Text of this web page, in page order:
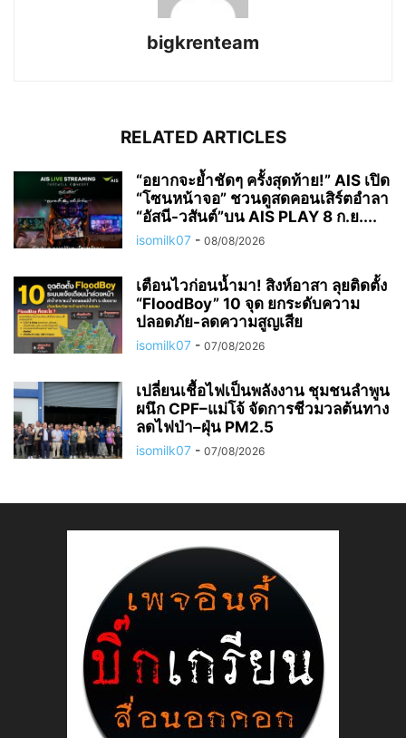
bigkrenteam
RELATED ARTICLES
“อยากจะย้ำชัดๆ ครั้งสุดท้าย!” AIS เปิด
“โซนหน้าจอ” ชวนดูสดคอนเสิร์ตอำลา
“อัสนี-วสันต์”บน AIS PLAY 8 ก.ย....
isomilk07 - 08/08/2026
เตือนไวก่อนน้ำมา! สิงห์อาสา ลุยติดตั้ง
“FloodBoy” 10 จุด ยกระดับความ
ปลอดภัย-ลดความสูญเสีย
isomilk07 - 07/08/2026
เปลี่ยนเชื้อไฟเป็นพลังงาน ชุมชนลำพูน
ผนึก CPF–แม่โจ้ จัดการชีวมวลต้นทาง
ลดไฟป่า–ฝุ่น PM2.5
isomilk07 - 07/08/2026